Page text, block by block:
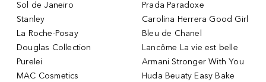
Sol de Janeiro
Stanley
La Roche-Posay
Douglas Collection
Purelei
MAC Cosmetics
Prada Paradoxe
Carolina Herrera Good Girl
Bleu de Chanel
Lancôme La vie est belle
Armani Stronger With You
Huda Beuaty Easy Bake